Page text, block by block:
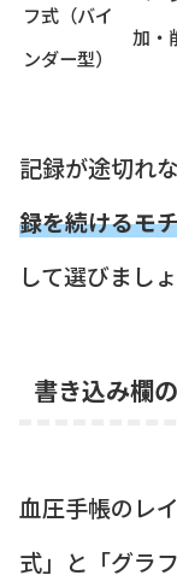
フ式（バイ
ンダー型）
加・
記録が途切れ
録を続けるモ
して選びましょ
書き込み欄
血圧手帳のレ
式」と「グラ